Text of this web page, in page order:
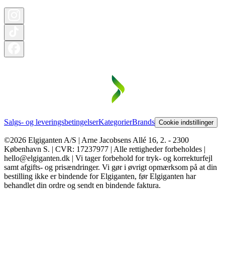
Salgs- og leveringsbetingelserKategorierBrands Cookie indstillinger
©2026 Elgiganten A/S | Arne Jacobsens Allé 16, 2. - 2300
København S. | CVR: 17237977 | Alle rettigheder forbeholdes |
hello@elgiganten.dk | Vi tager forbehold for tryk- og korrekturfejl
samt afgifts- og prisændringer. Vi gør i øvrigt opmærksom på at din
bestilling ikke er bindende for Elgiganten, før Elgiganten har
behandlet din ordre og sendt en bindende faktura.